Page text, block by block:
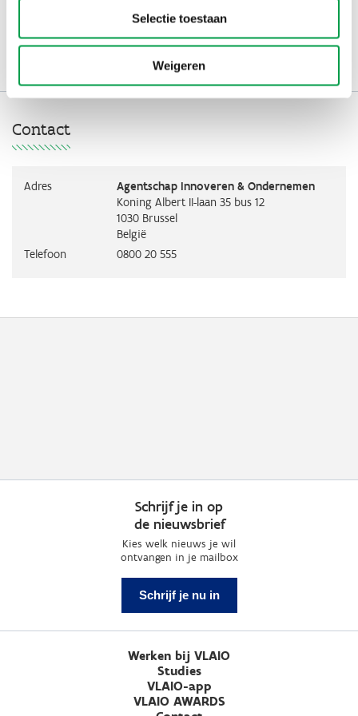
Selectie toestaan
Weigeren
Contact
Adres
Agentschap Innoveren & Ondernemen
Koning Albert II-laan 35 bus 12
1030 Brussel
België
Telefoon
0800 20 555
Schrijf je in op
de nieuwsbrief
Kies welk nieuws je wil
ontvangen in je mailbox
Schrijf je nu in
Werken bij VLAIO
Studies
VLAIO-app
VLAIO AWARDS